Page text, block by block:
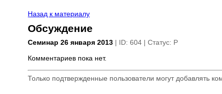
Назад к материалу
Обсуждение
Семинар 26 января 2013 | ID: 604 | Статус: P
Комментариев пока нет.
Только подтвержденные пользователи могут добавлять